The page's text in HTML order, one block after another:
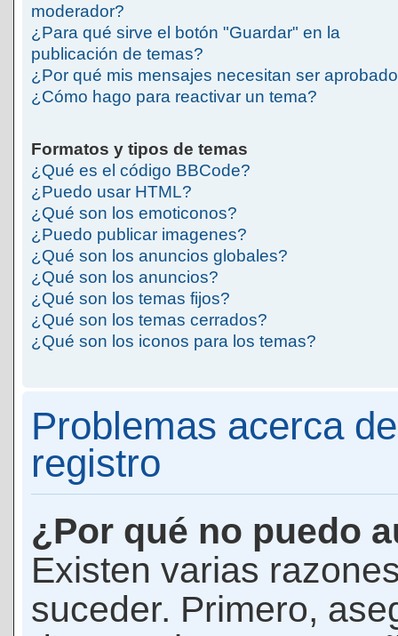
moderador?
¿Para qué sirve el botón "Guardar" en la
publicación de temas?
¿Por qué mis mensajes necesitan ser
¿Cómo hago para reactivar un tema?
Formatos y tipos de temas
¿Qué es el código BBCode?
¿Puedo usar HTML?
¿Qué son los emoticonos?
¿Puedo publicar imagenes?
¿Qué son los anuncios globales?
¿Qué son los anuncios?
¿Qué son los temas fijos?
¿Qué son los temas cerrados?
¿Qué son los iconos para los temas?
Problemas acerca
registro
¿Por qué no puedo
Existen varias
suceder. Primero,